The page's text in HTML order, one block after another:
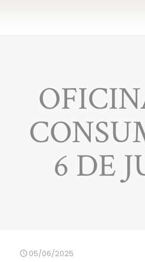
6 DE
05/06/2025